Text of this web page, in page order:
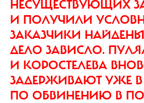
НЕСУЩЕСТВУЮЩИХ
И ПОЛУЧИЛИ
ЗАКАЗЧИКИ
ДЕЛО ЗАВИСЛО.
И КОРОСТЕЛЕВА
ЗАДЕРЖИВАЮТ УЖЕ В
ПО ОБВИНЕНИЮ В